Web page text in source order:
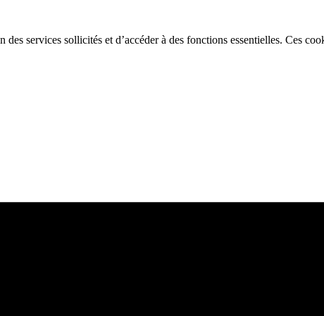
services sollicités et d’accéder à des fonctions essentielles. Ces